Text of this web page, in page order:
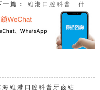
一篇： 維港口腔科普—什麼是牙齒斷裂和牙隱裂呢？
海維港口腔科普牙齒結